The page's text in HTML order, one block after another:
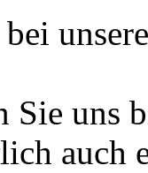
Sie uns
auch